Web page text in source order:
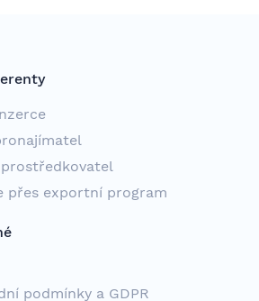
přes exportní program
podmínky a GDPR